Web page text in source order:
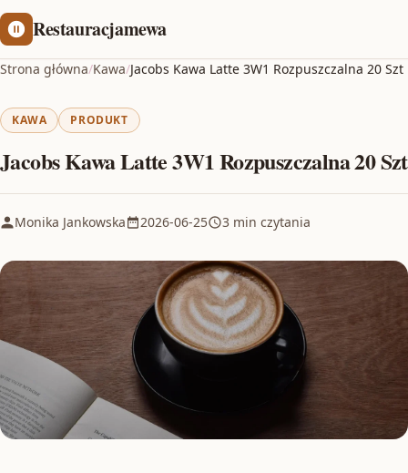
Restauracjamewa
Strona główna/Kawa/Jacobs Kawa Latte 3W1 Rozpuszczalna 20 Szt
KAWA PRODUKT
Jacobs Kawa Latte 3W1 Rozpuszczalna 20 Szt
Monika Jankowska 2026-06-25 3 min czytania